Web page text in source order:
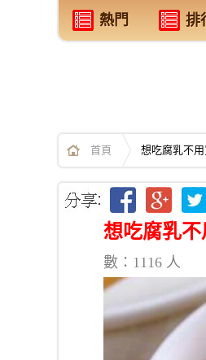
熱門 排
首頁 想吃腐乳不
想吃腐乳
數：1116 人